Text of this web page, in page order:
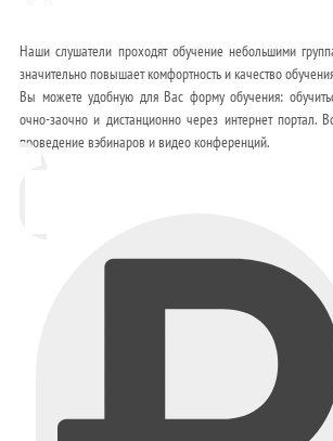
Наши слушатели проходят обучение небольшими
значительно повышает комфортность и качество
Вы можете удобную для Вас форму обучения:
очно-заочно и дистанционно через интернет портал.
проведение вэбинаров и видео конференций.